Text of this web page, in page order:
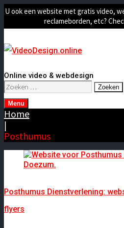
U ook een website met gratis video,
reclameborden, etc?
Online video & webdesign
Zoeken
naar:
Menu
Home
|
Posthumus
Posthumus Dienstverlening:
flyers